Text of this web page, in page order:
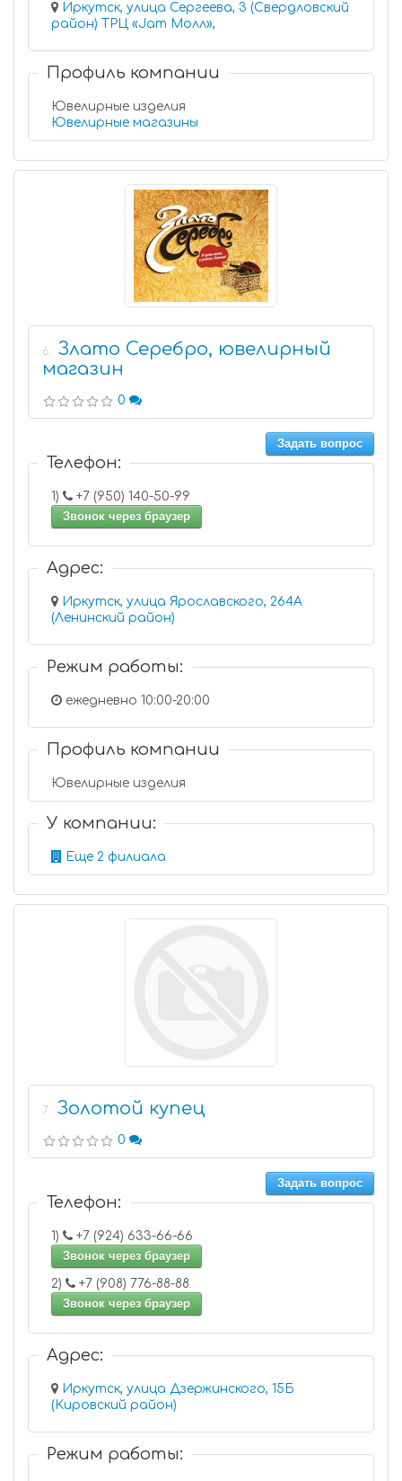
Иркутск, улица Сергеева, 3 (Свердловский
район) ТРЦ «Jam Молл»,
Профиль компании
Ювелирные изделия
Ювелирные магазины
6
Злато Серебро, ювелирный
магазин
0
Задать вопрос
Телефон:
1)
+7 (950) 140-50-99
Звонок через браузер
Адрес:
Иркутск, улица Ярославского, 264А
(Ленинский район)
Режим работы:
ежедневно 10:00-20:00
Профиль компании
Ювелирные изделия
У компании:
Еще 2 филиала
7 Золотой купец
0
Задать вопрос
Телефон:
1)
+7 (924) 633-66-66
Звонок через браузер
2)
+7 (908) 776-88-88
Звонок через браузер
Адрес:
Иркутск, улица Дзержинского, 15Б
(Кировский район)
Режим работы: